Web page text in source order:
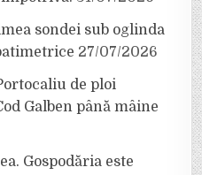
sondei sub oglinda
27/07/2026
de ploi
Galben până mâine
Gospodăria este